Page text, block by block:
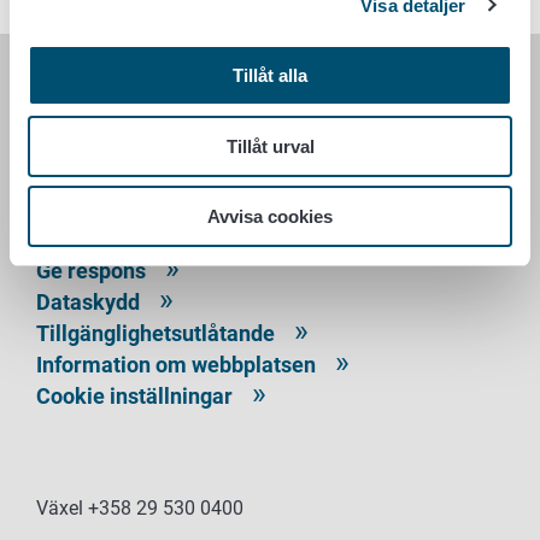
Visa detaljer
Tillåt alla
Tillåt urval
Avvisa cookies
LIVSMEDELSVERKET
00027 LIVSMEDELSVERKET
Kontaktuppgifter
Ge respons
Dataskydd
Tillgänglighetsutlåtande
Information om webbplatsen
Cookie inställningar
Växel +358 29 530 0400